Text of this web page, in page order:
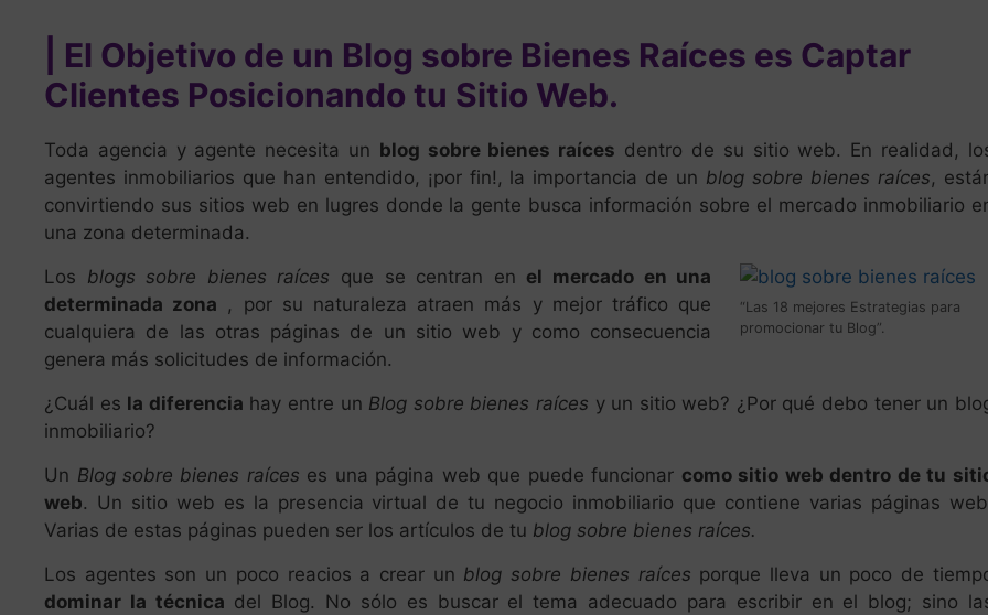
El Objetivo de un Blog sobre Bienes Raíces es Captar
Clientes Posicionando tu Sitio Web.
Toda agencia y agente necesita un blog sobre bienes raíces dentro de su sitio web. En realidad,
agentes inmobiliarios que han entendido, ¡por fin!, la importancia de un blog sobre bienes raíces,
convirtiendo sus sitios web en lugres donde la gente busca información sobre el mercado inmobiliario
una zona determinada.
“Las 18 mejores Estrategias para
promocionar tu Blog”.
Los blogs sobre bienes raíces que se centran en el mercado en una
determinada zona , por su naturaleza atraen más y mejor tráfico que
cualquiera de las otras páginas de un sitio web y como consecuencia
genera más solicitudes de información.
¿Cuál es la diferencia hay entre un Blog sobre bienes raíces y un sitio web? ¿Por qué debo tener un
inmobiliario?
Un Blog sobre bienes raíces es una página web que puede funcionar como sitio web dentro de tu
web. Un sitio web es la presencia virtual de tu negocio inmobiliario que contiene varias páginas
Varias de estas páginas pueden ser los artículos de tu blog sobre bienes raíces.
Los agentes son un poco reacios a crear un blog sobre bienes raíces porque lleva un poco de
dominar la técnica del Blog. No sólo es buscar el tema adecuado para escribir en el blog; sino